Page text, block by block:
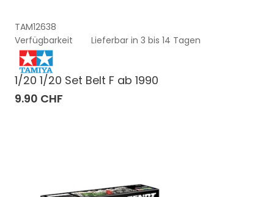
TAM12638
Verfügbarkeit
Lieferbar in 3 bis 14 Tagen
1/20 1/20 Set Belt F ab 1990
9.90 CHF